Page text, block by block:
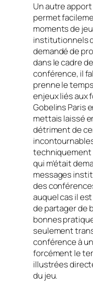
Un autre apport
permet
moments de
institutionnels
demandé de
dans le cadre
conférence, il
prenne le
enjeux liés aux
Gobelins Paris
mettais laissé
détriment de
techniquement
qui m’était
messages
des
auquel cas il
de partager de
bonnes
seulement
conférence à
forcément le
illustrées
du jeu.